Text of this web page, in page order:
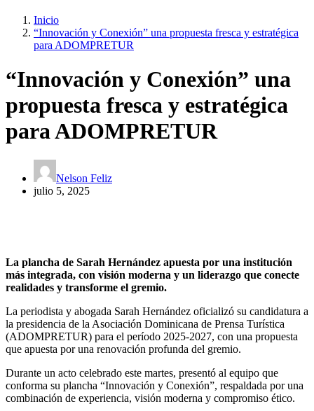
Inicio
“Innovación y Conexión” una propuesta fresca y estratégica
para ADOMPRETUR
“Innovación y Conexión” una
propuesta fresca y estratégica
para ADOMPRETUR
Nelson Feliz
julio 5, 2025
La plancha de Sarah Hernández apuesta por una institución
más integrada, con visión moderna y un liderazgo que conecte
realidades y transforme el gremio.
La periodista y abogada Sarah Hernández oficializó su candidatura a
la presidencia de la Asociación Dominicana de Prensa Turística
(ADOMPRETUR) para el período 2025-2027, con una propuesta
que apuesta por una renovación profunda del gremio.
Durante un acto celebrado este martes, presentó al equipo que
conforma su plancha “Innovación y Conexión”, respaldada por una
combinación de experiencia, visión moderna y compromiso ético.